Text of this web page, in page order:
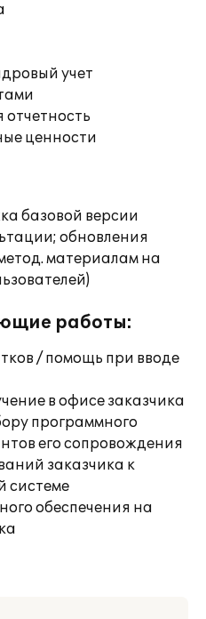
учет
ценности
базовой версии
обновления
материалам на
работы:
/ помощь при вводе
в офисе заказчика
программного
его сопровождения
заказчика к
системе
обеспечения на